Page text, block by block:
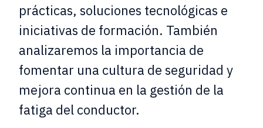
prácticas, soluciones tecnológicas e
iniciativas de formación. También
analizaremos la importancia de
fomentar una cultura de seguridad y
mejora continua en la gestión de la
fatiga del conductor.